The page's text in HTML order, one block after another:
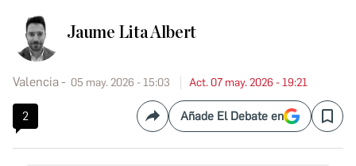
Jaume Lita Albert
Valencia 05 may. 2026 - 15:03 Act. 07 may. 2026 - 19:21
2 CompartirAñade El Debate en Save